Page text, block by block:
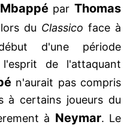
MbappéparThomas
du Classico face à
d'une période
l'esprit de l'attaquant
n'aurait pas compris
à certains joueurs du
à Neymar. Le